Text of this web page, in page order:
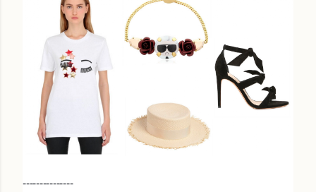
---------------